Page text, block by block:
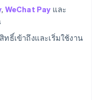
, WeChat Pay และ
ธิ์เข้าถึงและเริ่มใช้งาน